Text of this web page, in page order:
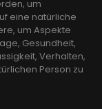
um
eine natürliche
um Aspekte
Gesundheit,
Verhalten,
Person zu